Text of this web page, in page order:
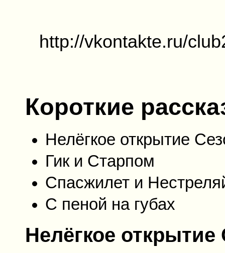
http://vkontakte.ru/
Короткие
Нелёгкое открытие
Гик и Старпом
Спасжилет и
С пеной на губах
Нелёгкое открытие